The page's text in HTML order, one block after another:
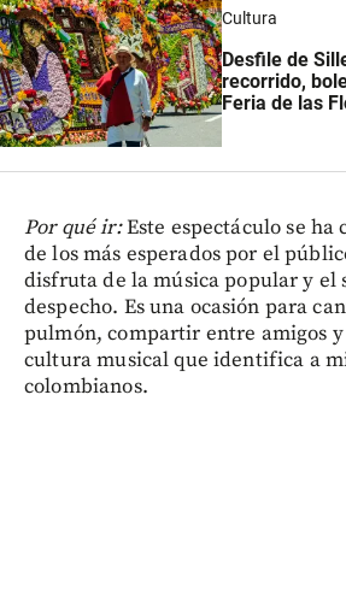
Cultura
Desfile de
recorrido,
Feria de las
Por qué ir:Este espectáculo se ha
de los más esperados por el
disfruta de la música popular y el
despecho. Es una ocasión para
pulmón, compartir entre amigos
cultura musical que identifica a
colombianos.